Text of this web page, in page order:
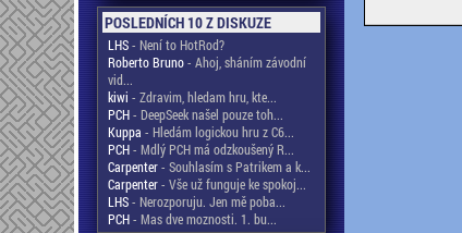
POSLEDNÍCH 10 Z DISKUZE
LHS- Není to HotRod?
Roberto Bruno- Ahoj, sháním závodní
vid...
kiwi - Zdravim, hledam hru, kte...
PCH- DeepSeek našel pouze toh...
Kuppa - Hledám logickou hru z C6...
PCH- Mdlý PCH má odzkoušený R...
Carpenter- Souhlasím s Patrikem a k...
Carpenter- Vše už funguje ke spokoj...
LHS- Nerozporuju. Jen mě poba...
PCH- Mas dve moznosti. 1. bu...